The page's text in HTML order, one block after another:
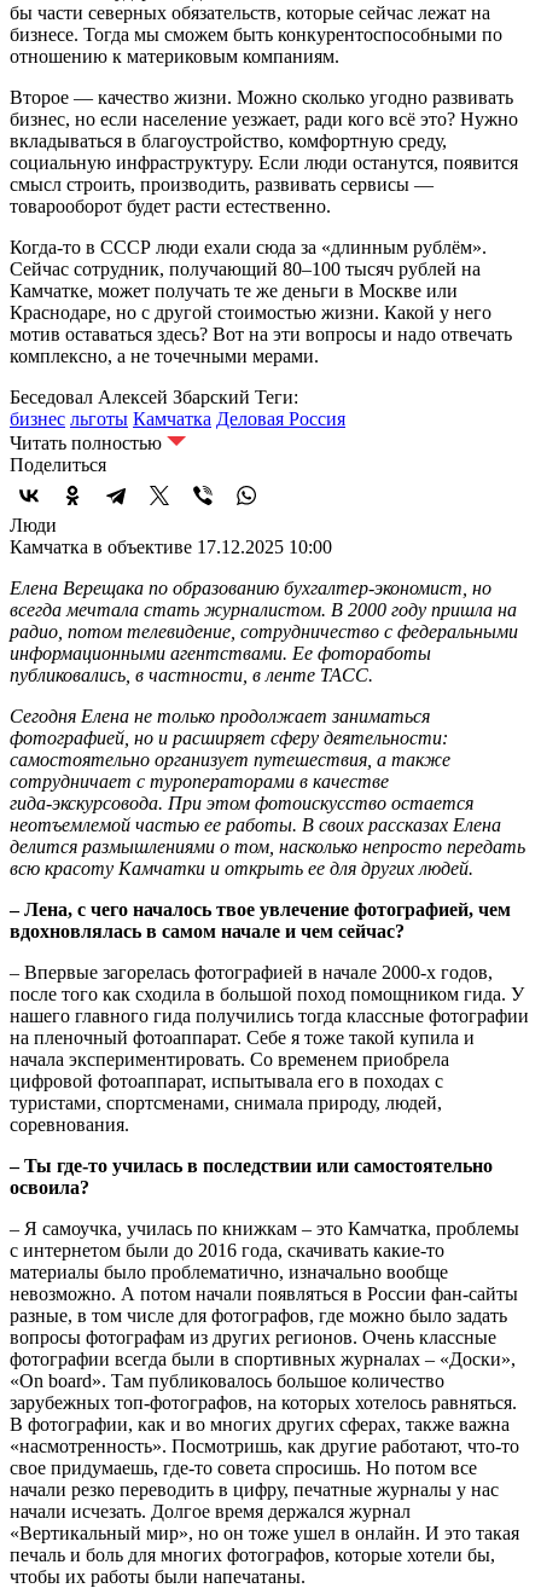
бы части северных обязательств, которые сейчас лежат на
бизнесе. Тогда мы сможем быть конкурентоспособными по
отношению к материковым компаниям.
Второе — качество жизни. Можно сколько угодно развивать
бизнес, но если население уезжает, ради кого всё это? Нужно
вкладываться в благоустройство, комфортную среду,
социальную инфраструктуру. Если люди останутся, появится
смысл строить, производить, развивать сервисы —
товарооборот будет расти естественно.
Когда‑то в СССР люди ехали сюда за «длинным рублём».
Сейчас сотрудник, получающий 80–100 тысяч рублей на
Камчатке, может получать те же деньги в Москве или
Краснодаре, но с другой стоимостью жизни. Какой у него
мотив оставаться здесь? Вот на эти вопросы и надо отвечать
комплексно, а не точечными мерами.
Беседовал Алексей Збарский Теги:
бизнес льготы Камчатка Деловая Россия
Читать полностью
Поделиться
Люди
Камчатка в объективе 17.12.2025 10:00
Елена Верещака по образованию бухгалтер‑экономист, но
всегда мечтала стать журналистом. В 2000 году пришла на
радио, потом телевидение, сотрудничество с федеральными
информационными агентствами. Ее фотоработы
публиковались, в частности, в ленте ТАСС.
Сегодня Елена не только продолжает заниматься
фотографией, но и расширяет сферу деятельности:
самостоятельно организует путешествия, а также
сотрудничает с туроператорами в качестве
гида‑экскурсовода. При этом фотоискусство остается
неотъемлемой частью ее работы. В своих рассказах Елена
делится размышлениями о том, насколько непросто передать
всю красоту Камчатки и открыть ее для других людей.
– Лена, с чего началось твое увлечение фотографией, чем
вдохновлялась в самом начале и чем сейчас?
– Впервые загорелась фотографией в начале 2000-х годов,
после того как сходила в большой поход помощником гида. У
нашего главного гида получились тогда классные фотографии
на пленочный фотоаппарат. Себе я тоже такой купила и
начала экспериментировать. Со временем приобрела
цифровой фотоаппарат, испытывала его в походах с
туристами, спортсменами, снимала природу, людей,
соревнования.
– Ты где-то училась в последствии или самостоятельно
освоила?
– Я самоучка, училась по книжкам – это Камчатка, проблемы
с интернетом были до 2016 года, скачивать какие-то
материалы было проблематично, изначально вообще
невозможно. А потом начали появляться в России фан-сайты
разные, в том числе для фотографов, где можно было задать
вопросы фотографам из других регионов. Очень классные
фотографии всегда были в спортивных журналах – «Доски»,
«Оn board». Там публиковалось большое количество
зарубежных топ-фотографов, на которых хотелось равняться.
В фотографии, как и во многих других сферах, также важна
«насмотренность». Посмотришь, как другие работают, что-то
свое придумаешь, где-то совета спросишь. Но потом все
начали резко переводить в цифру, печатные журналы у нас
начали исчезать. Долгое время держался журнал
«Вертикальный мир», но он тоже ушел в онлайн. И это такая
печаль и боль для многих фотографов, которые хотели бы,
чтобы их работы были напечатаны.